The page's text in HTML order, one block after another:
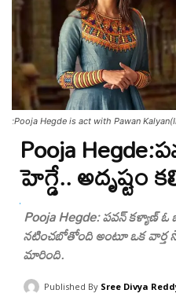
;Pooja Hegde is act with Pawan
Pooja
హెగ్డే.. అదృష్టం
Pooja Hegde: పవన్ కళ్యాణ్
నటించబోతోంది అంటూ ఒక
మారింది.
Published By Sree Divya